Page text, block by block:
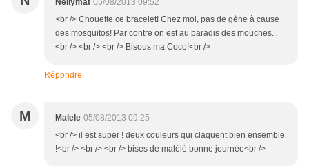
Nellymat 05/08/2013 09:52
<br /> Chouette ce bracelet! Chez moi, pas de gène à cause
des mosquitos! Par contre on est au paradis des mouches...
<br /> <br /> <br /> Bisous ma Coco!<br />
Répondre
M Malele 05/08/2013 09:25
<br /> il est super ! deux couleurs qui claquent bien ensemble
!<br /> <br /> <br /> bises de malélé bonne journée<br />